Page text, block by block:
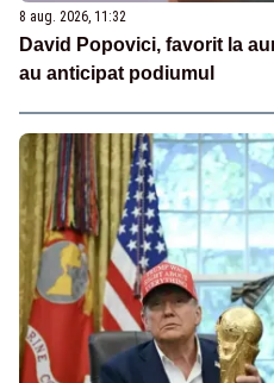
8 aug. 2026, 11:32
David Popovici, favorit la
au anticipat podiumul